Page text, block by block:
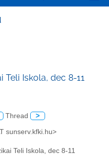
Teli Iskola, dec 8-11
Thread >
sunserv.kfki.hu>
Teli Iskola, dec 8-11